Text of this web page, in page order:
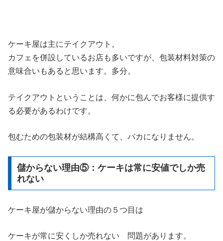
ケーキ屋は主にテイクアウト。
カフェを併設しているお店も多いですが、包装材料対策の
意味合いもあると思います。多分。
テイクアウトということは、何かに包んでお客様に提供す
る必要があるわけです。
包むための包装材が結構高くて、バカになりません。
儲からない理由⑤：ケーキは常に安値でしか売
れない
ケーキ屋が儲からない理由の５つ目は
ケーキが常に安くしか売れない 問題があります。